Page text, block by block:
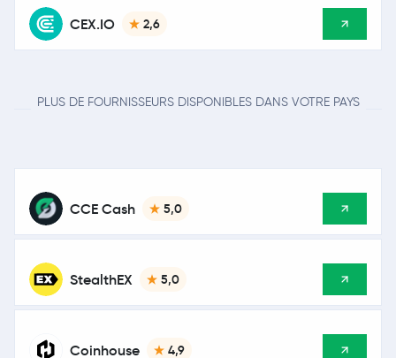
CEX.IO 2,6
PLUS DE FOURNISSEURS DISPONIBLES DANS VOTRE PAYS
CCE Cash 5,0
StealthEX 5,0
Coinhouse 4,9